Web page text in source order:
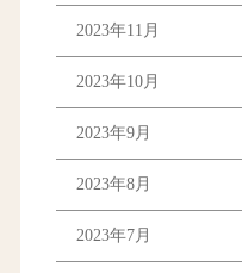
2023年11月
2023年10月
2023年9月
2023年8月
2023年7月